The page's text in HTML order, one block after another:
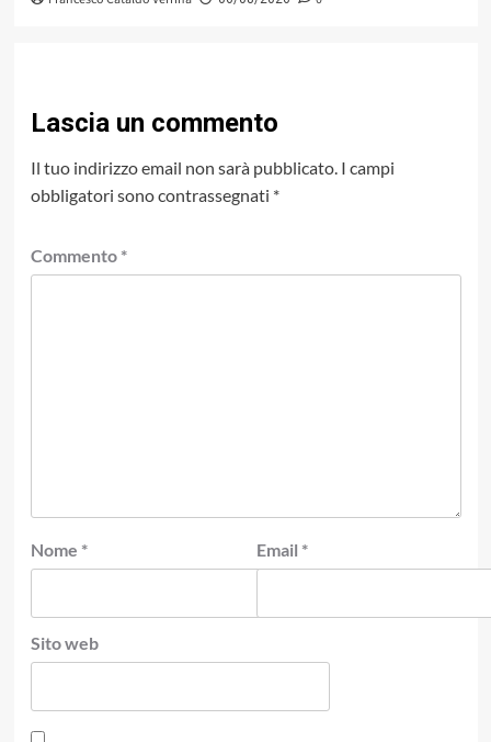
Lascia un commento
Il tuo indirizzo email non sarà pubblicato. I campi
obbligatori sono contrassegnati *
Commento *
Nome * Email *
Sito web